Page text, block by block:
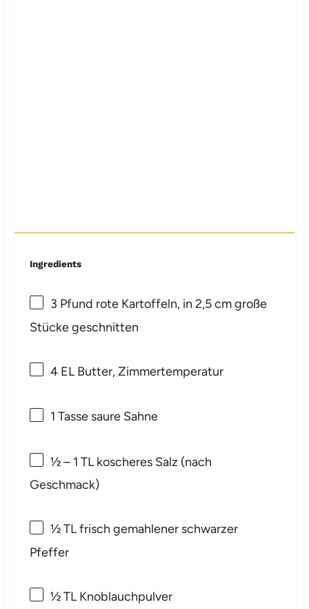
Ingredients
3 Pfund rote Kartoffeln, in 2,5 cm große
Stücke geschnitten
4 EL Butter, Zimmertemperatur
1 Tasse saure Sahne
½– 1 TL koscheres Salz (nach
Geschmack)
½TL frisch gemahlener schwarzer
Pfeffer
½TL Knoblauchpulver